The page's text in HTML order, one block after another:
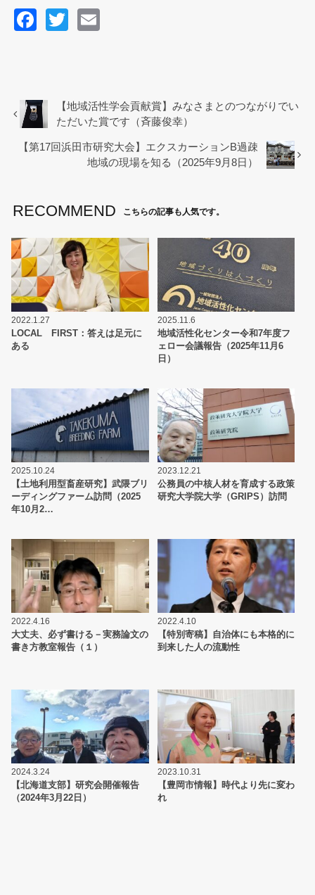
F
b
o
o
T
【地域活性学会貢献賞】みなさまとのつながりでい
ただいた賞です（斉藤俊幸）
【第17回浜田市研究大会】エクスカーションB過疎
地域の現場を知る（2025年9月8日）
RECOMMEND こちらの記事も人気です。
2022.1.27
LOCAL FIRST：答えは足元に
ある
2025.11.6
地域活性化センター令和7年度フ
ェロー会議報告（2025年11月6
日）
2025.10.24
【土地利用型畜産研究】武隈ブリ
ーディングファーム訪問（2025
年10月2…
2023.12.21
公務員の中核人材を育成する政策
研究大学院大学（GRIPS）訪問
2022.4.16
大丈夫、必ず書ける－実務論文の
書き方教室報告（１）
2022.4.10
【特別寄稿】自治体にも本格的に
到来した人の流動性
2024.3.24
【北海道支部】研究会開催報告
（2024年3月22日）
2023.10.31
【豊岡市情報】時代より先に変わ
れ